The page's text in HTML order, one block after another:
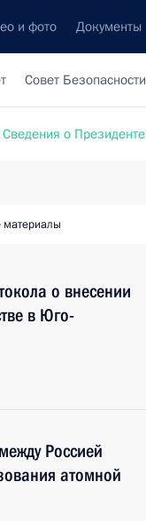
и фото Документы
Совет Безопасности
Сведения о Президенте
о внесении
в Юго-
Россией
атомной